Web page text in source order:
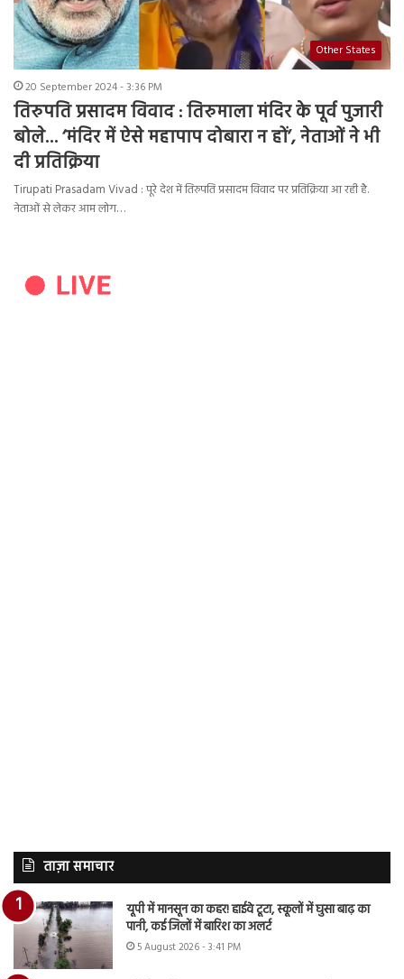
Other States
20 September 2024 - 3:36 PM
तिरुपति प्रसादम विवाद : तिरुमाला मंदिर के पूर्व पुजारी
बोले… ‘मंदिर में ऐसे महापाप दोबारा न हों’, नेताओं ने भी
दी प्रतिक्रिया
Tirupati Prasadam Vivad : पूरे देश में तिरुपति प्रसादम विवाद पर प्रतिक्रिया आ रही है.
नेताओं से लेकर आम लोग…
ताज़ा समाचार
यूपी में मानसून का कहर! हाईवे टूटा, स्कूलों में घुसा बाढ़ का
पानी, कई जिलों में बारिश का अलर्ट
5 August 2026 - 3:41 PM